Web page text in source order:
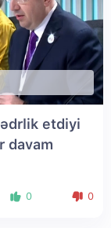
etdiyi
davam
0 0